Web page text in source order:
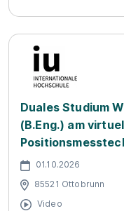
Duales Studium
(B.Eng.) am
01.10.2026
85521 Ottobrunn
Video